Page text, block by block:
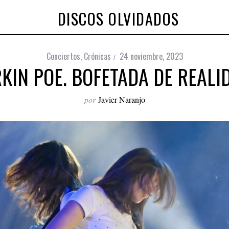
DISCOS OLVIDADOS
Conciertos, Crónicas 24 noviembre, 2023
POE. BOFETADA DE
por Javier Naranjo